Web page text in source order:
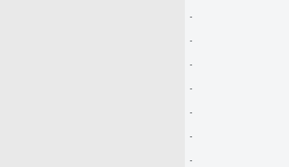
-
-
-
-
-
-
-